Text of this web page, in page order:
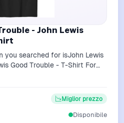
- John Lewis
you searched for isJohn Lewis
Good Trouble - T-Shirt For
Miglior prezzo
Disponibile